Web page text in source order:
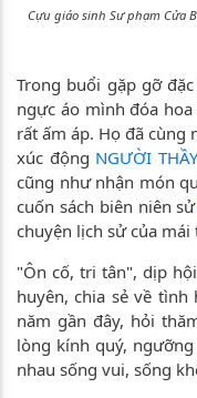
Cựu giáo sinh Sư phạm Cửa
Trong buổi gặp gỡ
ngực áo mình đóa
rất ấm áp. Họ đã cùng
xúc động NGƯỜI THẦY
cũng như nhận món
cuốn sách biên niên
chuyện lịch sử của
"Ôn cố, tri tân", dịp
huyên, chia sẻ về
năm gần đây, hỏi
lòng kính quý,
nhau sống vui, sống